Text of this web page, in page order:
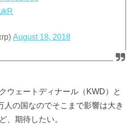
August 18, 2018
ウェートディナール（KWD）と
人の国なのでそこまで影響は大き
、期待したい。